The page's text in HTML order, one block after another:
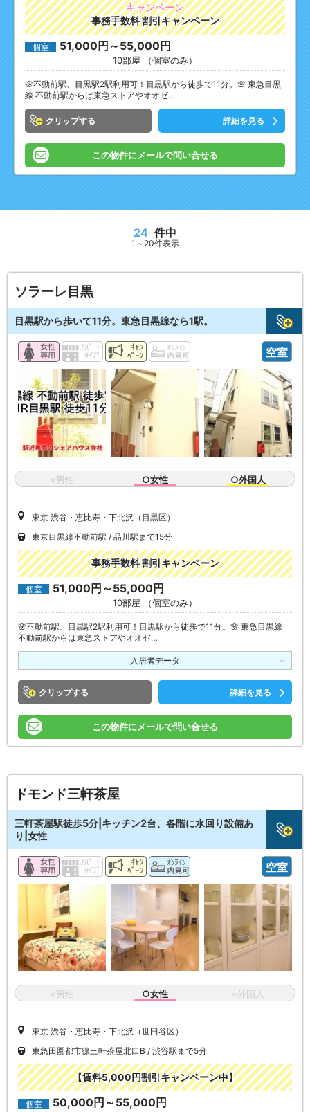
キャンペーン
事務手数料 割引キャンペーン
個室 51,000円～55,000円
10部屋 （個室のみ）
🌸不動前駅、目黒駅2駅利用可！目黒駅から徒歩で11分。🌸 東急目黒
線 不動前駅からは東急ストアやオオゼ…
クリップ 詳細を見る
この物件にメールで問い合せる
24 件中
1～20件表示
ソラーレ目黒
目黒駅から歩いて11分。東急目黒線なら1駅。
空室
×男性 ○女性 ○外国人
東京 渋谷・恵比寿・下北沢（目黒区）
東京目黒線不動前駅
品川駅まで15分
事務手数料 割引キャンペーン
個室 51,000円～55,000円
10部屋 （個室のみ）
🌸不動前駅、目黒駅2駅利用可！目黒駅から徒歩で11分。🌸 東急目黒線
不動前駅からは東急ストアやオオゼ…
入居者データ
クリップ 詳細を見る
この物件にメールで問い合せる
ドモンド三軒茶屋
三軒茶屋駅徒歩5分|キッチン2台、各階に水回り設備あ
り|女性
空室
×男性 ○女性 ×外国人
東京 渋谷・恵比寿・下北沢（世田谷区）
東急田園都市線三軒茶屋北口B
渋谷駅まで5分
【賃料5,000円割引キャンペーン中】
個室 50,000円～55,000円